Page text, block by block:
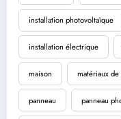
installation photovoltaïque
installation électrique
maison matériaux
panneau panneau